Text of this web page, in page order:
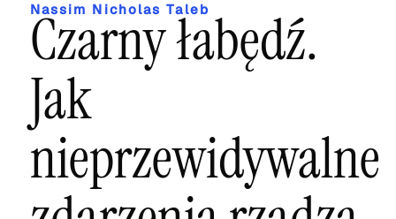
Nassim Nicholas Taleb
Czarny łabędź.
Jak
nieprzewidywalne